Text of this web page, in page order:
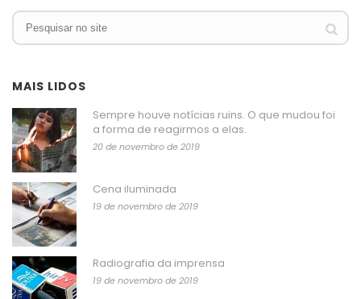
MAIS LIDOS
Sempre houve notícias ruins. O que mudou foi
a forma de reagirmos a elas.
20 de novembro de 2019
Cena iluminada
19 de novembro de 2019
Radiografia da imprensa
19 de novembro de 2019